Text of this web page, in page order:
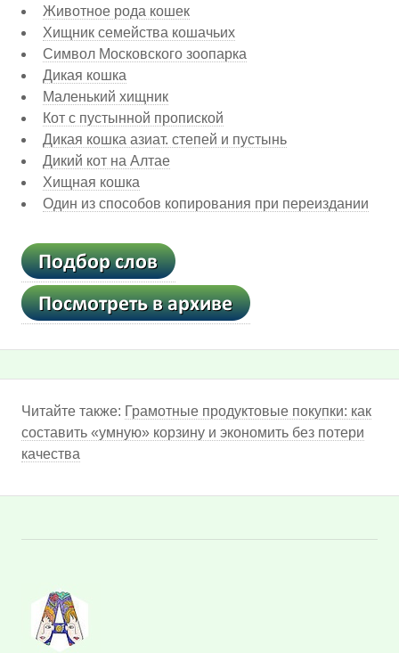
Животное рода кошек
Хищник семейства кошачьих
Символ Московского зоопарка
Дикая кошка
Маленький хищник
Кот с пустынной пропиской
Дикая кошка азиат. степей и пустынь
Дикий кот на Алтае
Хищная кошка
Один из способов копирования при переиздании
Читайте также: Грамотные продуктовые покупки: как
составить «умную» корзину и экономить без потери
качества